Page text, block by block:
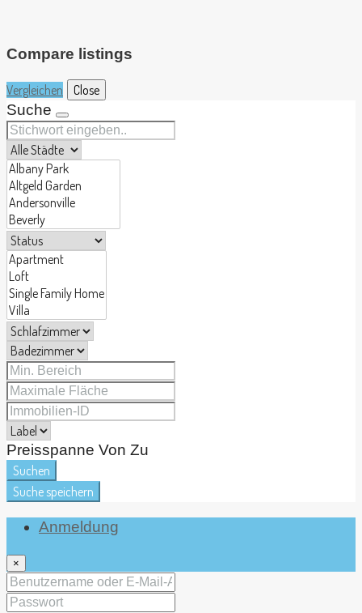
Compare listings
Vergleichen Close
Suche
Preisspanne Von Zu
Suchen
Suche speichern
Anmeldung
×